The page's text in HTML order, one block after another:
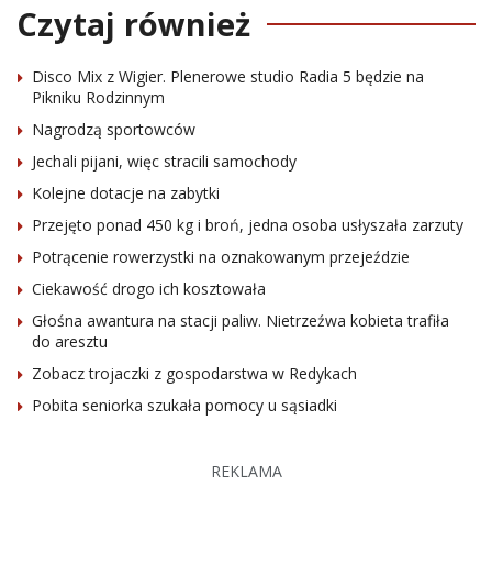
Czytaj również
Disco Mix z Wigier. Plenerowe studio Radia 5 będzie na
Pikniku Rodzinnym
Nagrodzą sportowców
Jechali pijani, więc stracili samochody
Kolejne dotacje na zabytki
Przejęto ponad 450 kg i broń, jedna osoba usłyszała zarzuty
Potrącenie rowerzystki na oznakowanym przejeździe
Ciekawość drogo ich kosztowała
Głośna awantura na stacji paliw. Nietrzeźwa kobieta trafiła
do aresztu
Zobacz trojaczki z gospodarstwa w Redykach
Pobita seniorka szukała pomocy u sąsiadki
REKLAMA